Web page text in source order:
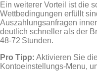
Ein weiterer Vorteil ist die
Wettbedingungen erfüllt
Auszahlungsanfragen
deutlich schneller als der
48‑72 Stunden.
Pro Tipp: Aktivieren Sie
Kontoeinstellungs‑Menu,